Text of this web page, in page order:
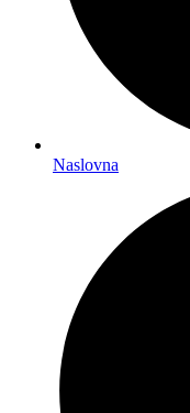
Naslovna